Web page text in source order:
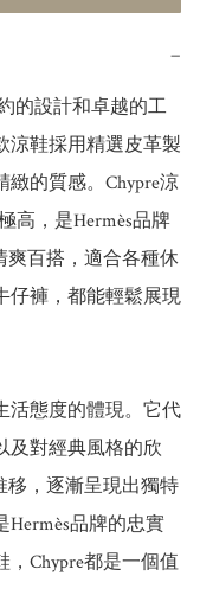
−
的設計和卓越的工
涼鞋採用精選皮革製
的質感。Chypre涼
高，是Hermès品牌
爽百搭，適合各種休
仔褲，都能輕鬆展現
活態度的體現。它代
及對經典風格的欣
移，逐漸呈現出獨特
品牌的忠實
Chypre都是一個值